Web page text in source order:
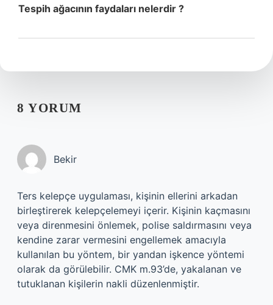
Tespih ağacının faydaları nelerdir ?
8 YORUM
Bekir
Ters kelepçe uygulaması, kişinin ellerini arkadan
birleştirerek kelepçelemeyi içerir. Kişinin kaçmasını
veya direnmesini önlemek, polise saldırmasını veya
kendine zarar vermesini engellemek amacıyla
kullanılan bu yöntem, bir yandan işkence yöntemi
olarak da görülebilir. CMK m.93’de, yakalanan ve
tutuklanan kişilerin nakli düzenlenmiştir.